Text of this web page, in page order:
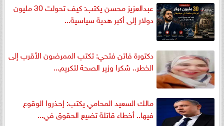
عبدالعزيز محسن يكتب: كيف تحولت 30 مليون
دولار إلى أكبر هدية سياسية...
دكتورة فاتن فتحي: تكتب الممرضون الأقرب إلى
الخطر.. شكرا وزير الصحة لتكريم...
مالك السعيد المحامي يكتب: إحذروا الوقوع
فيها.. أخطاء قاتلة تضيع الحقوق في...